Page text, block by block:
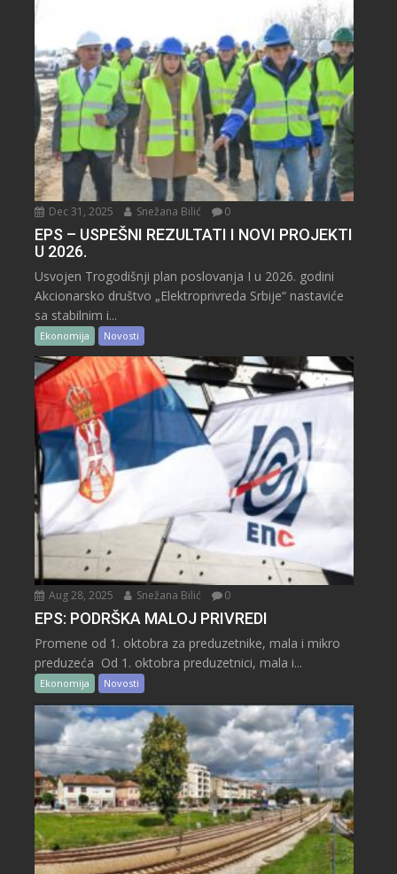
Dec 31, 2025 Snežana Bilić 0
EPS – USPEŠNI REZULTATI I NOVI PROJEKTI
U 2026.
Usvojen Trogodišnji plan poslovanja I u 2026. godini
Akcionarsko društvo „Elektroprivreda Srbije“ nastaviće
sa stabilnim i...
Ekonomija Novosti
Aug 28, 2025 Snežana Bilić 0
EPS: PODRŠKA MALOJ PRIVREDI
Promene od 1. oktobra za preduzetnike, mala i mikro
preduzeća Od 1. oktobra preduzetnici, mala i...
Ekonomija Novosti